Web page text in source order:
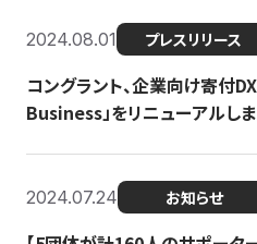
2024.08.01 プレスリリース
コングラント、企業向け寄付
Business」をリニューアルし
2024.07.24 お知らせ